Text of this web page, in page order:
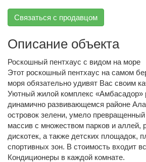
Связаться с продавцом
Описание объекта
Роскошный пентхаус с видом на море
Этот роскошный пентхаус на самом
моря обязательно удивят Вас своим
Уютный жилой комплекс «Амбасадор»
динамично развивающемся районе
островок зелени, умело
массив с множеством парков и аллей,
дискотек, а также детских площадок,
спортивных зон. В стоимость входит
Кондиционеры в каждой комнате.